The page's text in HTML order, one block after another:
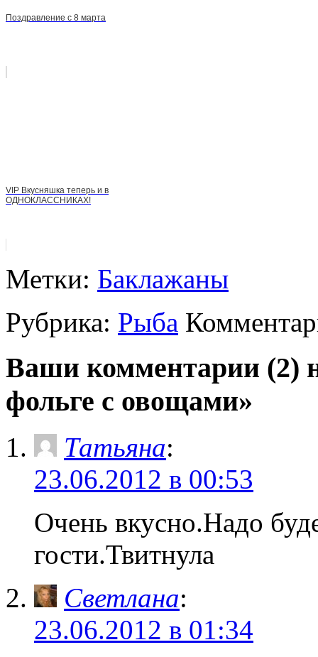
Поздравление с 8 марта
VIP Вкусняшка теперь и в
ОДНОКЛАССНИКАХ!
Метки: Баклажаны
Рубрика: Рыба
Ваши комментарии (2)
фольге с овощами»
Татьяна:
23.06.2012 в 00:53
Очень вкусно.Надо
гости.Твитнула
Светлана:
23.06.2012 в 01:34